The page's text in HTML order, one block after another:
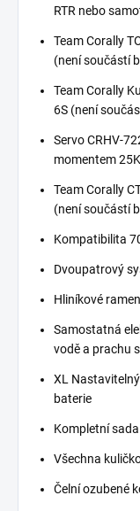
RTR nebo
Team Corally
(není součástí
Team Corally
6S (není
Servo CRHV-
momentem
Team Corally
(není součástí
Kompatibilita
Dvoupatrový
Hliníkové
Samostatná
vodě a prachu
XL
baterie
Kompletní
Všechna
Čelní ozubené